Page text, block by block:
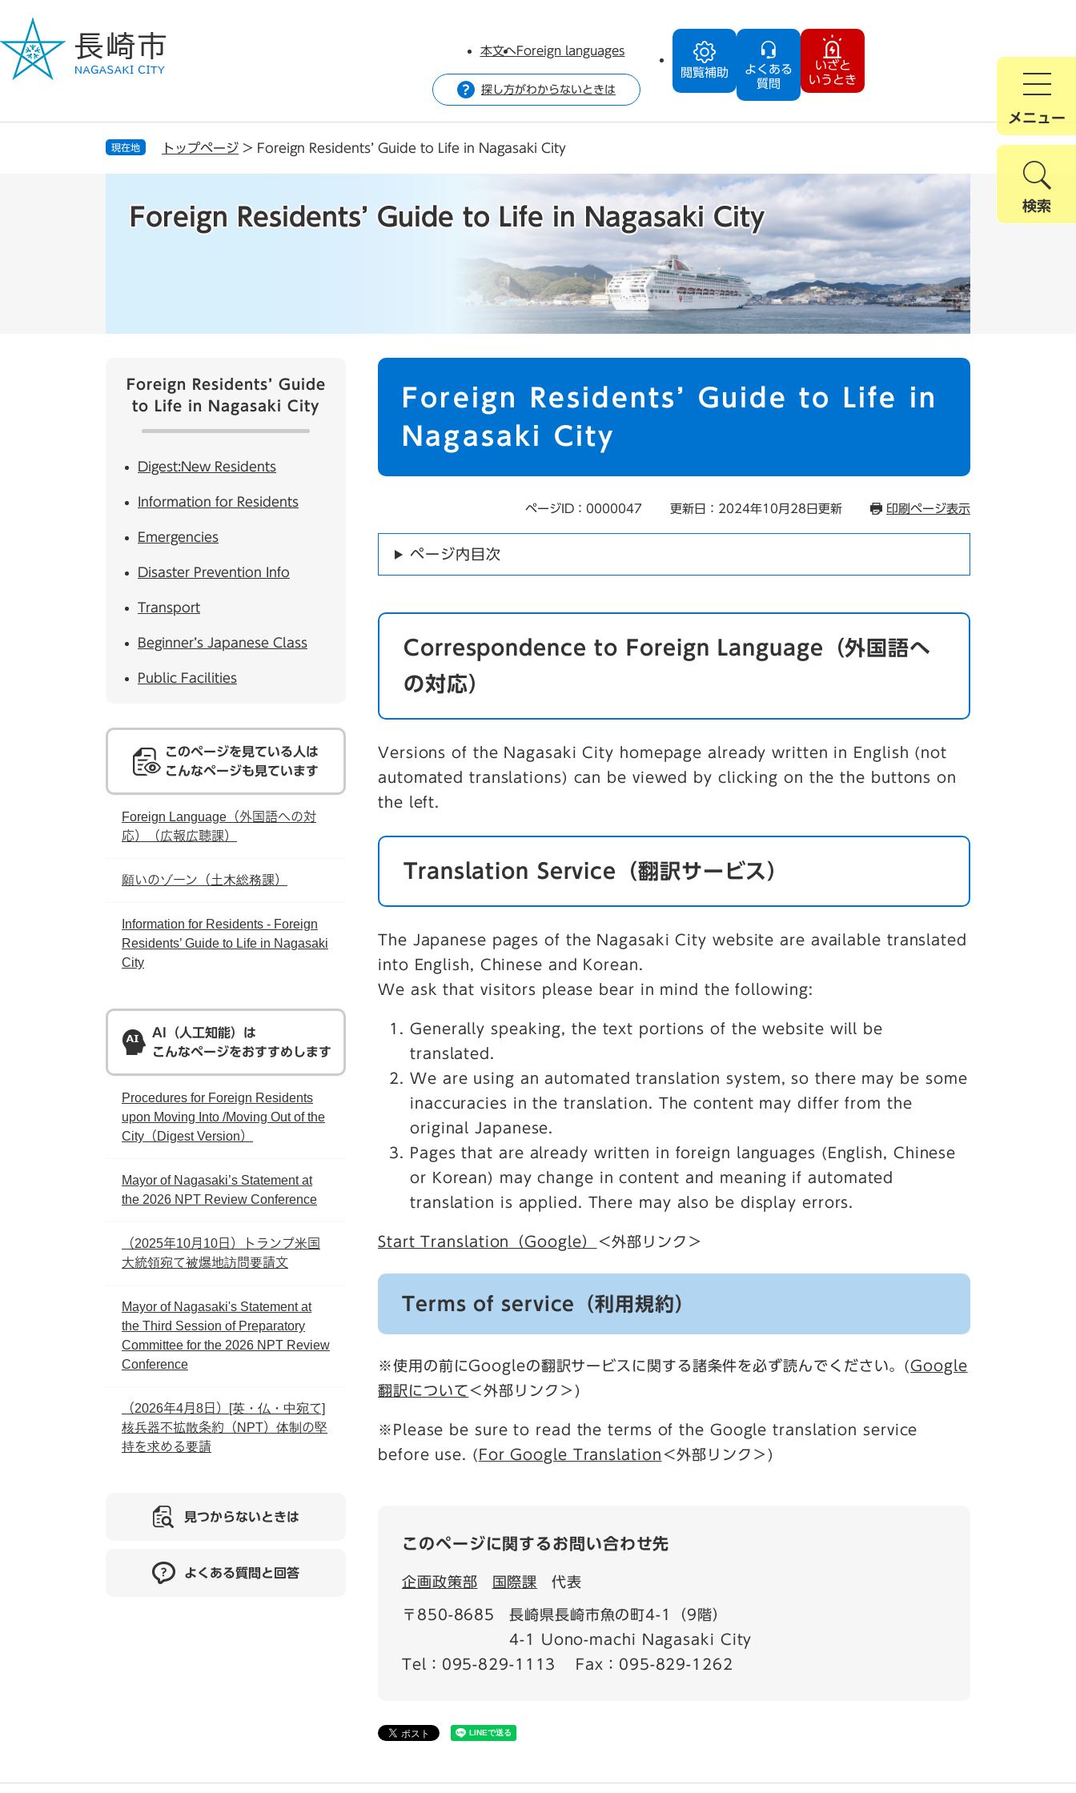
ジ
で
ュ
ば
閲覧補助
よくある
質問
いざと
いうとき
本文へForeign languages
探し方がわからないときは
メニュー
検索
現在地 トップページ > Foreign Residents’ Guide to Life in Nagasaki City
Foreign Residents’ Guide to Life in Nagasaki City
本
Foreign Residents’ Guide to Life in
Nagasaki City
ページID：0000047 更新日：2024年10月28日更新 印刷ページ表示
ページ内目次
Correspondence to Foreign Language（外国語へ
の対応）
Versions of the Nagasaki City homepage already written in English (not
automated translations) can be viewed by clicking on the the buttons on
the left.
Translation Service（翻訳サービス）
The Japanese pages of the Nagasaki City website are available translated
into English, Chinese and Korean.
We ask that visitors please bear in mind the following:
Generally speaking, the text portions of the website will be
translated.
We are using an automated translation system, so there may be some
inaccuracies in the translation. The content may differ from the
original Japanese.
Pages that are already written in foreign languages (English, Chinese
or Korean) may change in content and meaning if automated
translation is applied. There may also be display errors.
Start Translation（Google） ＜外部リンク＞
Terms of service（利用規約）
※使用の前にGoogleの翻訳サービスに関する諸条件を必ず読んでください。(Google
翻訳について＜外部リンク＞)
※Please be sure to read the terms of the Google translation service
before use. ( For Google Translation ＜外部リンク＞)
このページに関するお問い合わせ先
企画政策部 国際課 代表
〒850-8685
長崎県長崎市魚の町4-1（9階）
4-1 Uono-machi Nagasaki City
Tel：095-829-1113
Fax：095-829-1262
Foreign Residents’ Guide
to Life in Nagasaki City
Digest:New Residents
Information for Residents
Emergencies
Disaster Prevention Info
Transport
Beginner’s Japanese Class
Public Facilities
このページを見ている人は
こんなページも見ています
Foreign Language（外国語への対
応）（広報広聴課）
願いのゾーン（土木総務課）
Information for Residents - Foreign
Residents’ Guide to Life in Nagasaki
City
AI（人工知能）は
こんなページをおすすめします
Procedures for Foreign Residents
upon Moving Into /Moving Out of the
City（Digest Version）
Mayor of Nagasaki’s Statement at
the 2026 NPT Review Conference
（2025年10月10日）トランプ米国
大統領宛て被爆地訪問要請文
Mayor of Nagasaki's Statement at
the Third Session of Preparatory
Committee for the 2026 NPT Review
Conference
（2026年4月8日）[英・仏・中宛て]
核兵器不拡散条約（NPT）体制の堅
持を求める要請
見つからないときは
よくある質問と回答